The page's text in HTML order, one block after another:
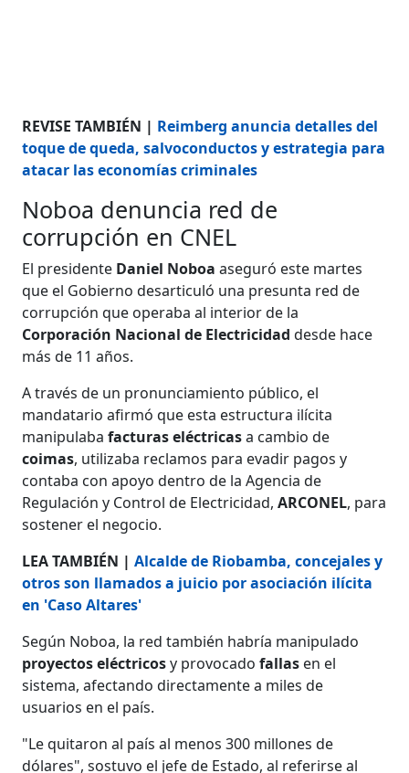
REVISE TAMBIÉN | Reimberg anuncia detalles del
toque de queda, salvoconductos y estrategia para
atacar las economías criminales
Noboa denuncia red de
corrupción en CNEL
El presidente Daniel Noboa aseguró este martes
que el Gobierno desarticuló una presunta red de
corrupción que operaba al interior de la
Corporación Nacional de Electricidad desde hace
más de 11 años.
A través de un pronunciamiento público, el
mandatario afirmó que esta estructura ilícita
manipulabafacturaseléctricasa cambio de
coimas, utilizaba reclamos para evadir pagos y
contaba con apoyo dentro de la Agencia de
Regulación y Control de Electricidad,ARCONEL, para
sostener el negocio.
LEA TAMBIÉN |Alcalde de Riobamba, concejales y
otros son llamados a juicio por asociación ilícita
en 'Caso Altares'
Según Noboa, la red también habría manipulado
proyectos eléctricosy provocadofallas en el
sistema, afectando directamente a miles de
usuarios en el país.
"Le quitaron al país al menos 300 millones de
dólares", sostuvo el jefe de Estado, al referirse al